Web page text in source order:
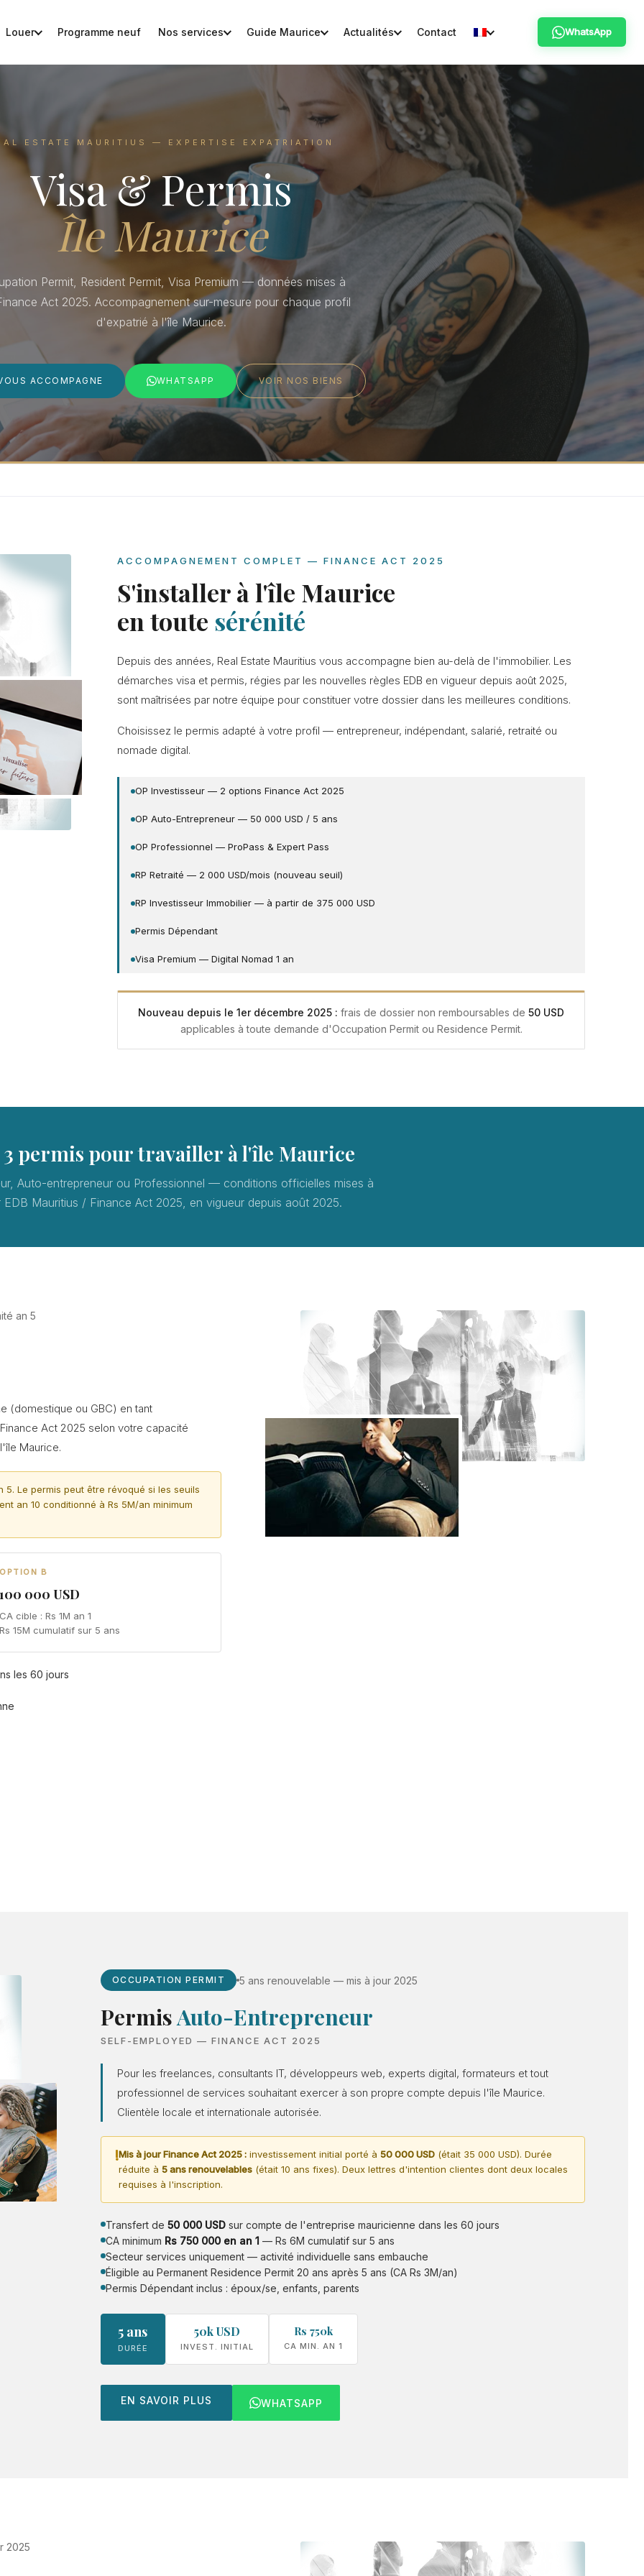
Louer Programme neuf Nos services Guide Maurice Actualités Contact WhatsApp
ESTATE MAURITIUS — EXPERTISE EXPATRIATION
Visa & Permis
Île Maurice
Permit, Resident Permit, Visa Premium — données mises à
Act 2025. Accompagnement sur-mesure pour chaque profil
d'expatrié à l'île Maurice.
ACCOMPAGNE WHATSAPP VOIR NOS BIENS
ACCOMPAGNEMENT COMPLET — FINANCE ACT 2025
S'installer à l'île Maurice
en toute sérénité
Depuis des années, Real Estate Mauritius vous accompagne bien au-delà de l'immobilier. Les
démarches visa et permis, régies par les nouvelles règles EDB en vigueur depuis août 2025,
sont maîtrisées par notre équipe pour constituer votre dossier dans les meilleures conditions.
Choisissez le permis adapté à votre profil — entrepreneur, indépendant, salarié, retraité ou
nomade digital.
OP Investisseur — 2 options Finance Act 2025
OP Auto-Entrepreneur — 50 000 USD / 5 ans
OP Professionnel — ProPass & Expert Pass
RP Retraité — 2 000 USD/mois (nouveau seuil)
RP Investisseur Immobilier — à partir de 375 000 USD
Permis Dépendant
Visa Premium — Digital Nomad 1 an
Nouveau depuis le 1er décembre 2025 : frais de dossier non remboursables de 50 USD
applicables à toute demande d'Occupation Permit ou Residence Permit.
3 permis pour travailler à l'île Maurice
Auto-entrepreneur ou Professionnel — conditions officielles mises à
EDB Mauritius / Finance Act 2025, en vigueur depuis août 2025.
an 5
(domestique ou GBC) en tant
Act 2025 selon votre capacité
Maurice.
Le permis peut être révoqué si les seuils
an 10 conditionné à Rs 5M/an minimum
OPTION B
100 000 USD
CA cible : Rs 1M an 1
Rs 15M cumulatif sur 5 ans
les 60 jours
OCCUPATION PERMIT 5 ans renouvelable — mis à jour 2025
PermisAuto-Entrepreneur
SELF-EMPLOYED — FINANCE ACT 2025
Pour les freelances, consultants IT, développeurs web, experts digital, formateurs et tout
professionnel de services souhaitant exercer à son propre compte depuis l'île Maurice.
Clientèle locale et internationale autorisée.
!Mis à jour Finance Act 2025 :investissement initial porté à 50 000 USD(était 35 000 USD). Durée
réduite à 5 ans renouvelables(était 10 ans fixes). Deux lettres d'intention clientes dont deux locales
requises à l'inscription.
Transfert de 50 000 USDsur compte de l'entreprise mauricienne dans les 60 jours
CA minimum Rs 750 000 en an 1 — Rs 6M cumulatif sur 5 ans
Secteur services uniquement — activité individuelle sans embauche
Éligible au Permanent Residence Permit 20 ans après 5 ans (CA Rs 3M/an)
Permis Dépendant inclus : époux/se, enfants, parents
5 ans
DURÉE
50k USD
INVEST. INITIAL
Rs 750k
CA MIN. AN 1
EN SAVOIR PLUS WHATSAPP
2025